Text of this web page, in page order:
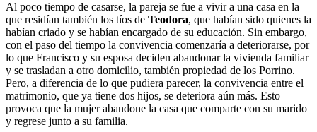
Al poco tiempo de casarse, la pareja se fue a vivir a una casa en la
que residían también los tíos de Teodora, que habían sido quienes la
habían criado y se habían encargado de su educación. Sin embargo,
con el paso del tiempo la convivencia comenzaría a deteriorarse, por
lo que Francisco y su esposa deciden abandonar la vivienda familiar
y se trasladan a otro domicilio, también propiedad de los Porrino.
Pero, a diferencia de lo que pudiera parecer, la convivencia entre el
matrimonio, que ya tiene dos hijos, se deteriora aún más. Esto
provoca que la mujer abandone la casa que comparte con su marido
y regrese junto a su familia.